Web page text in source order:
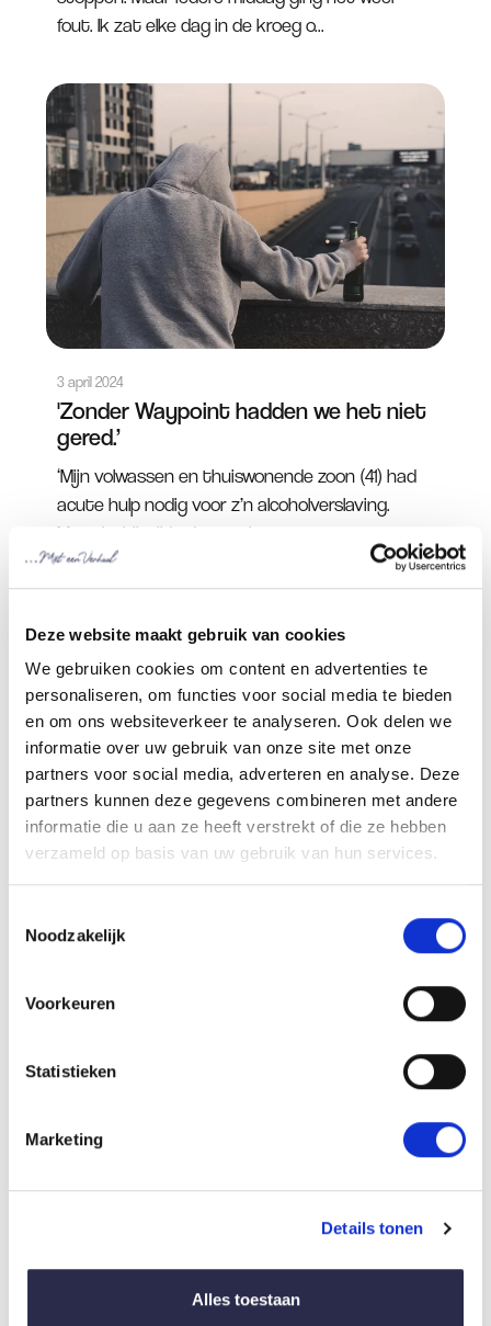
Deze website maakt gebruik van cookies
We gebruiken cookies om content en advertenties te
personaliseren, om functies voor social media te bieden
en om ons websiteverkeer te analyseren. Ook delen we
informatie over uw gebruik van onze site met onze
partners voor social media, adverteren en analyse. Deze
partners kunnen deze gegevens combineren met andere
informatie die u aan ze heeft verstrekt of die ze hebben
verzameld op basis van uw gebruik van hun services.
Noodzakelijk
Voorkeuren
Statistieken
Marketing
Details tonen
Alles toestaan
fout. Ik zat elke dag in de kroeg o...
3 april 2024
'Zonder Waypoint hadden we het niet
gered.’
‘Mijn volwassen en thuiswonende zoon (41) had
acute hulp nodig voor z’n alcoholverslaving.
Maar ja, hij wilde dat nooit ...
23 maart 2024
gevonden
vis. Feesten in het weekend. Drugsgebruik.